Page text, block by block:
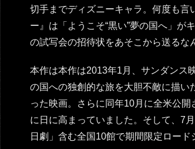
切手までディズニーキャラ。何度も言
ー』は「ようこそ“黒い”夢の国へ」が
の試写会の招待状をあそこから送るな
本作は本作は2013年1月、サンダンス
の国への独創的な旅を大胆不敵に描い
った映画。さらに同年10月に全米公
に日に高まっていました。そして、7
日劇」含む全国10館で期間限定ロード